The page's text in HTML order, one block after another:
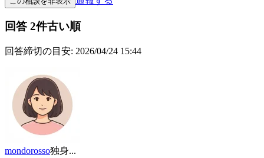
回答 2件古い順
回答締切の目安: 2026/04/24 15:44
mondorosso独身...